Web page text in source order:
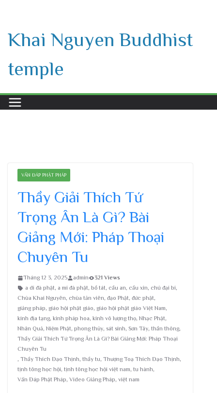
content
Khai Nguyen Buddhist
temple
VẤN ĐÁP PHẬT PHÁP
Thầy Giải Thích Tứ
Trọng Ân Là Gì? Bài
Giảng Mới: Pháp Thoại
Chuyên Tu
Tháng 12 3, 2025 admin
321 Views
a di đà phật, a mi đà phật, bồ tát, cầu an, cầu xin, chú đại bi,
Chùa Khai Nguyên, chùa tản viên, đạo Phật, đức phật,
giảng pháp, giáo hội phật giáo, giáo hội phật giáo Việt Nam,
kinh địa tạng, kinh pháp hoa, kinh vô lượng thọ, Nhạc Phật,
Nhân Quả, Niệm Phật, phong thủy, sát sinh, Sơn Tây, thần thông,
Thầy Giải Thích Tứ Trọng Ân Là Gì? Bài Giảng Mới: Pháp Thoại
Chuyên Tu
, Thầy Thích Đạo Thịnh, thầy tu, Thượng Toạ Thích Đạo Thịnh,
tịnh tông học hội, tịnh tông học hội việt nam, tu hành,
Vấn Đáp Phật Pháp, Video Giảng Pháp, việt nam